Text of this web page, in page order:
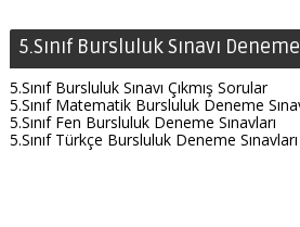
5.Sınıf Bursluluk Sınavı Deneme
5.Sınıf Bursluluk Sınavı Çıkmış Sorular
5.Sınıf Matematik Bursluluk Deneme
5.Sınıf Fen Bursluluk Deneme Sınavları
5.Sınıf Türkçe Bursluluk Deneme Sınavları